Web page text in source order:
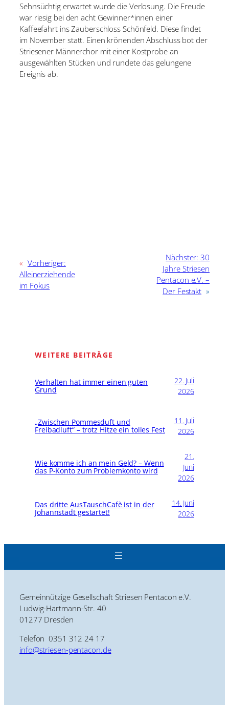
Sehnsüchtig erwartet wurde die Verlosung. Die Freude
war riesig bei den acht Gewinner*innen einer
Kaffeefahrt ins Zauberschloss Schönfeld. Diese findet
im November statt. Einen krönenden Abschluss bot der
Striesener Männerchor mit einer Kostprobe an
ausgewählten Stücken und rundete das gelungene
Ereignis ab.
« Vorheriger:
Alleinerziehende
im Fokus
Nächster: 30
Jahre Striesen
Pentacon e.V. –
Der Festakt »
WEITERE BEITRÄGE
Verhalten hat immer einen guten
Grund
22. Juli
2026
„Zwischen Pommesduft und
Freibadluft“ – trotz Hitze ein tolles Fest
11. Juli
2026
Wie komme ich an mein Geld? – Wenn
das P-Konto zum Problemkonto wird
21.
Juni
2026
Das dritte AusTauschCafè ist in der
Johannstadt gestartet!
14. Juni
2026
Gemeinnützige Gesellschaft Striesen Pentacon e.V.
Ludwig-Hartmann-Str. 40
01277 Dresden
Telefon 0351 312 24 17
info@striesen-pentacon.de